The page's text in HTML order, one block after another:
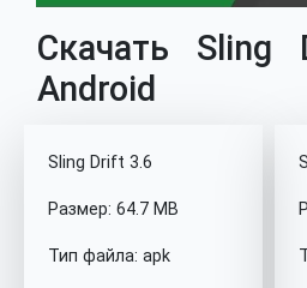
Скачать
Android
Sling Drift 3.6
Размер: 64.7 MB
Тип файла: apk